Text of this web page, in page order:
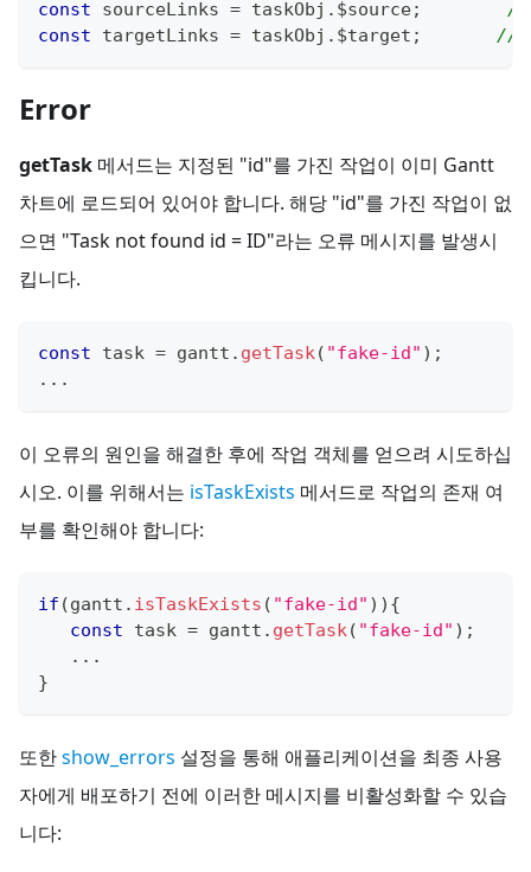
const sourceLinks = taskObj . $source;
const targetLinks = taskObj . $target ; //-
Error
getTask 메서드는 지정된 "id"를 가진 작업이 이미 Gantt
차트에 로드되어 있어야 합니다. 해당 "id"를 가진 작업이 없
으면 "Task not found id = ID"라는 오류 메시지를 발생시
킵니다.
const task = gantt . getTask( "fake-id" ) ;
...
이 오류의 원인을 해결한 후에 작업 객체를 얻으려 시도하십
시오. 이를 위해서는 isTaskExists 메서드로 작업의 존재 여
부를 확인해야 합니다:
if (gantt . isTaskExists ( "fake-id" ) ) {
const task = gantt . getTask( "fake-id" ) ;
...
}
또한show_errors 설정을 통해 애플리케이션을 최종 사용
자에게 배포하기 전에 이러한 메시지를 비활성화할 수 있습
니다: